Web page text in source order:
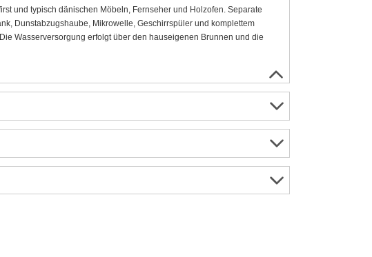
und typisch dänischen Möbeln, Fernseher und Holzofen. Separate
Dunstabzugshaube, Mikrowelle, Geschirrspüler und komplettem
Wasserversorgung erfolgt über den hauseigenen Brunnen und die